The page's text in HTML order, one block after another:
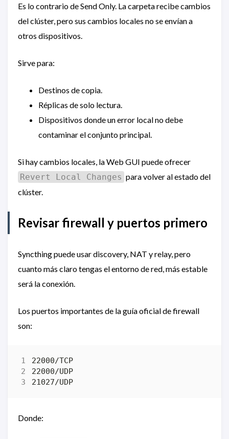
Es lo contrario de Send Only. La carpeta recibe cambios
del clúster, pero sus cambios locales no se envían a
otros dispositivos.
Sirve para:
Destinos de copia.
Réplicas de solo lectura.
Dispositivos donde un error local no debe
contaminar el conjunto principal.
Si hay cambios locales, la Web GUI puede ofrecer
Revert Local Changes para volver al estado del
clúster.
Revisar firewall y puertos primero
Syncthing puede usar discovery, NAT y relay, pero
cuanto más claro tengas el entorno de red, más estable
será la conexión.
Los puertos importantes de la guía oficial de firewall
son:
Donde: